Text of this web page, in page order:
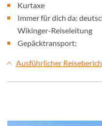
Kurtaxe
Immer für dich da:
Wikinger-Reiseleitung
Gepäcktransport:
Ausführlicher